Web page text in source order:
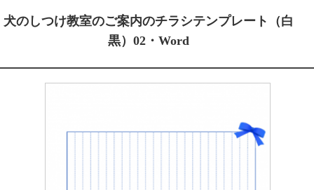
犬のしつけ教室のご案内のチラシテンプレート（白
黒）02・Word